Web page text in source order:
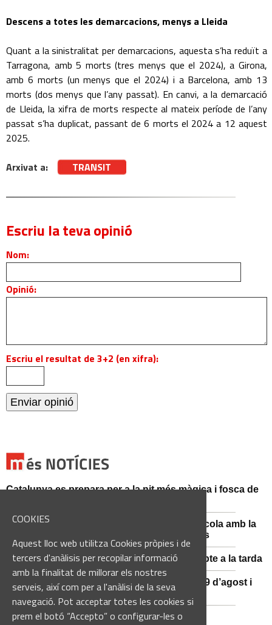
COOKIES
Aquest lloc web utilitza Cookies pròpies i de
tercers d'anàlisis per recopilar informació
amb la finalitat de millorar els nostres
serveis, així com per a l'anàlisi de la seva
navegació. Pot acceptar totes les cookies si
prem el botó “Accepto” o configurar-les o
Descens a totes les demarcacions, menys a Lleida
Quant a la sinistralitat per demarcacions, aquesta s’ha reduït a
Tarragona, amb 5 morts (tres menys que el 2024), a Girona,
amb 6 morts (un menys que el 2024) i a Barcelona, amb 13
morts (dos menys que l’any passat). En canvi, a la demarcació
de Lleida, la xifra de morts respecte al mateix període de l’any
passat s’ha duplicat, passant de 6 morts el 2024 a 12 aquest
2025.
Arxivat a:
TRANSIT
Escriu la teva opinió
Nom:
Opinió:
Escriu el resultat de 3+2 (en xifra):
Catalunya es prepara per a la nit més màgica i fosca de
Sant Fruitós posa en valor el patrimoni agrícola amb la
restauració i exposició de peces històriques
Es manté la previsió de pluges fortes dissabte a la tarda
El 3x3 de bàsquet de Solsona s’avança al 29 d’agost i
estrena premis en metàl·lic